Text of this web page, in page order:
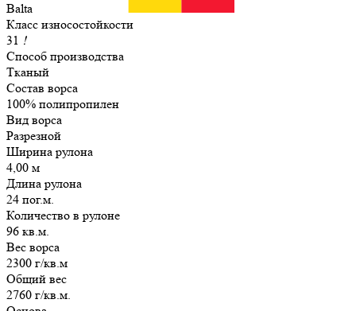
Balta
Класс износостойкости
31 !
Способ производства
Тканый
Состав ворса
100% полипропилен
Вид ворса
Разрезной
Ширина рулона
4,00 м
Длина рулона
24 пог.м.
Количество в рулоне
96 кв.м.
Вес ворса
2300 г/кв.м
Общий вес
2760 г/кв.м.